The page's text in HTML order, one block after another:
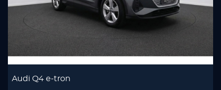
Audi Q4 e-tron